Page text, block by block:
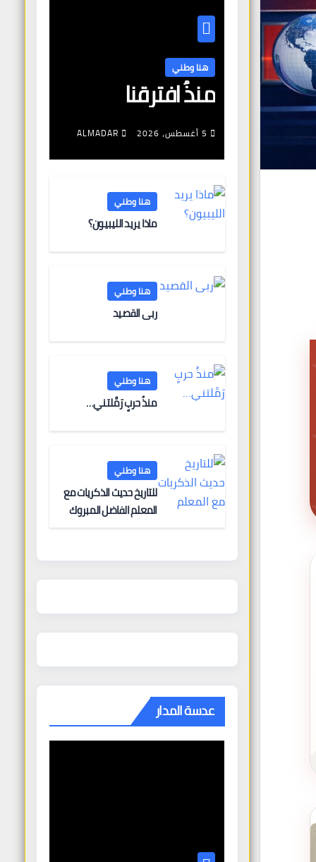
هنا وطني
منذُ افترقنا
5 أغسطس، 2026 ALMADAR
هنا وطني
ماذا يريد الليبيون؟
هنا وطني
ربى القصيد
هنا وطني
منذُ حربٍ رَمَّلتني…
هنا وطني
للتاريخ حديث الذكريات مع
المعلم الفاضل المبروك
عدسة المدار